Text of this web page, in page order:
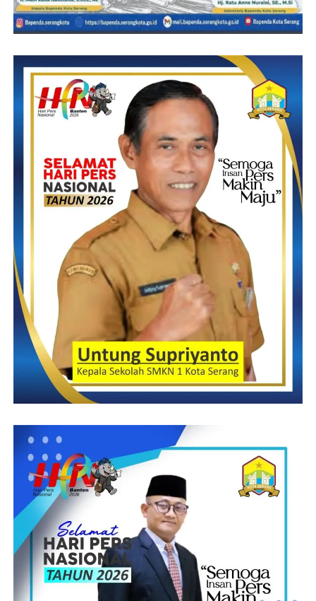
peduli terhadap masyarakatnya
H. Syafrudin, S.Sos,M.Si Rekam jejak dalam membangun jati
diri dari guru hingga Wali Kota Serang, H. Syafrudin, S.Sos,
M.Si dilahirkan di Kampung Beji Bojonegara tanggal, 09
Januari 1963 beliau merupakan putera kelima dari pasangan H.
Syafei Bin Abdul Fajar dengan Hj. Samhah Binti Halisan,
pendidikan yang ditempuh SDN 1 Bojonegara dan MI Al-
Khaeriyah Beji dan SMP PGRI , SLTA di SPG Muhammadiyah
Serang, S1 STIA Maulana Yusuf Serang, S2 di UNIS Syekh
Yusuf Tangerang dan menempuh jenjang S3 di UNTIRTA
Program Doktor Konsentrasi Manajemen Pendidikan
Mengawali karirnya sebagai PNS menjadi guru Sekolah Dasar
di Pulo Ampel Bojonegara pada tahun 1984, Alih fungsi ke
Struktural di Dinas Pendidikan dan memulai perjalanan karirnya
sebagai Lurah Banjarsari Cipocok Jaya Serang tahun 2000,
pensiunan sebagai Kepala Dinas Lingkungan Hidup Kota
Serang, mencalonkan diri sebagai calon Wali Kota Serang dan
berhasil menjadi Wali Kota Serang Periode 2018 – 2023,
gagasan dan pemikirannya tentang kehidupan politik, birokrasi